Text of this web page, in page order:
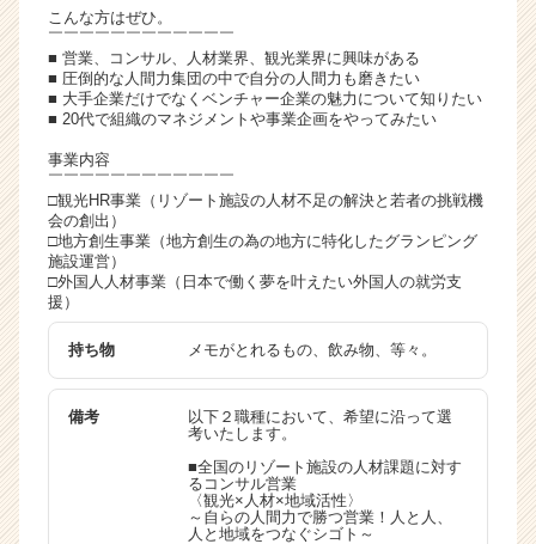
こんな方はぜひ。
￣￣￣￣￣￣￣￣￣￣￣￣
■ 営業、コンサル、人材業界、観光業界に興味がある
■ 圧倒的な人間力集団の中で自分の人間力も磨きたい
■ 大手企業だけでなくベンチャー企業の魅力について知りたい
■ 20代で組織のマネジメントや事業企画をやってみたい
事業内容
￣￣￣￣￣￣￣￣￣￣￣￣
□観光HR事業（リゾート施設の人材不足の解決と若者の挑戦機
会の創出）
□地方創生事業（地方創生の為の地方に特化したグランピング
施設運営）
□外国人人材事業（日本で働く夢を叶えたい外国人の就労支
援）
持ち物 メモがとれるもの、飲み物、等々。
備考
以下２職種において、希望に沿って選
考いたします。
■全国のリゾート施設の人材課題に対す
るコンサル営業
〈観光×人材×地域活性〉
～自らの人間力で勝つ営業！人と人、
人と地域をつなぐシゴト～